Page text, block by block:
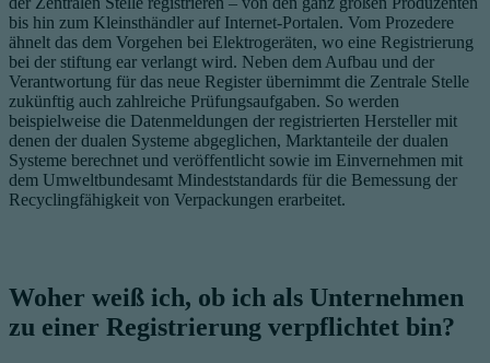
bis hin zum Kleinsthändler auf Internet-Portalen. Vom Prozedere
ähnelt das dem Vorgehen bei Elektrogeräten, wo eine Registrierung
bei der stiftung ear verlangt wird. Neben dem Aufbau und der
Verantwortung für das neue Register übernimmt die Zentrale Stelle
zukünftig auch zahlreiche Prüfungsaufgaben. So werden
beispielweise die Datenmeldungen der registrierten Hersteller mit
denen der dualen Systeme abgeglichen, Marktanteile der dualen
Systeme berechnet und veröffentlicht sowie im Einvernehmen mit
dem Umweltbundesamt Mindeststandards für die Bemessung der
Recyclingfähigkeit von Verpackungen erarbeitet.
Woher weiß ich, ob ich als Unternehmen
zu einer Registrierung verpflichtet bin?